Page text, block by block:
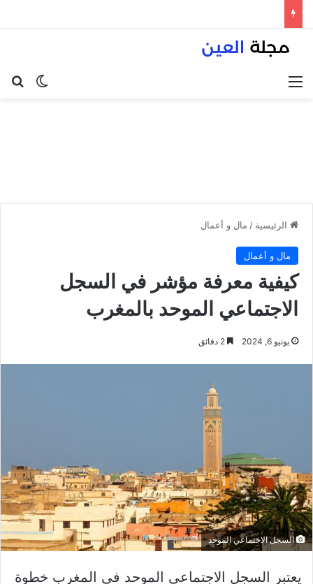
الوضع القائمة
الرئيسية / مال و أعمال
مال و أعمال
كيفية معرفة مؤشر في السجل
الاجتماعي الموحد بالمغرب
يونيو 6, 2024
السجل الاجتماعي الموحد
يعتبر السجل الاجتماعي الموحد في المغرب خطوة